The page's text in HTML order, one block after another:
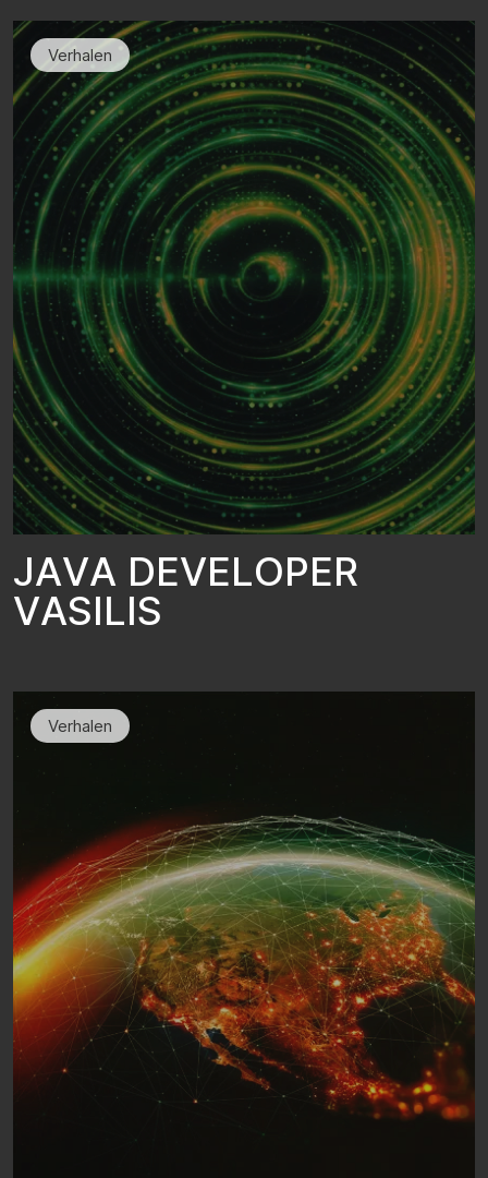
Verhalen
JAVA DEVELOPER
VASILIS
Verhalen